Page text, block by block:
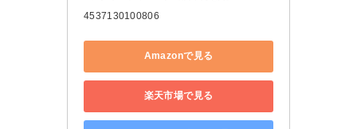
4537130100806
Amazonで見る
楽天市場で見る